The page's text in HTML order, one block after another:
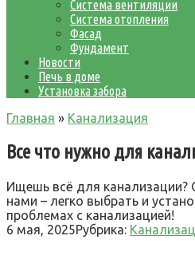
Система вентиляции
Система отопления
Фасад
Фундамент
Новости
Печь в доме
Установка забора
Главная » Канализация
Все что нужно для
Ищешь всё для канализации?
нами – легко выбрать и
проблемах с канализацией!
6 мая, 2025Рубрика: